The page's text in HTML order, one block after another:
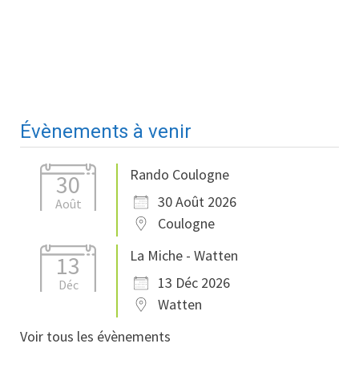
Évènements à venir
30
Août
Rando Coulogne
30 Août 2026
Coulogne
13
Déc
La Miche - Watten
13 Déc 2026
Watten
Voir tous les évènements